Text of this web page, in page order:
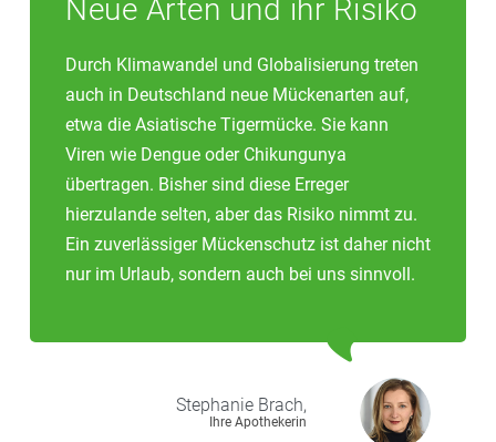
Neue Arten und ihr Risiko
Durch Klimawandel und Globalisierung treten
auch in Deutschland neue Mückenarten auf,
etwa die Asiatische Tigermücke. Sie kann
Viren wie Dengue oder Chikungunya
übertragen. Bisher sind diese Erreger
hierzulande selten, aber das Risiko nimmt zu.
Ein zuverlässiger Mückenschutz ist daher nicht
nur im Urlaub, sondern auch bei uns sinnvoll.
Stephanie Brach,
Ihre Apothekerin